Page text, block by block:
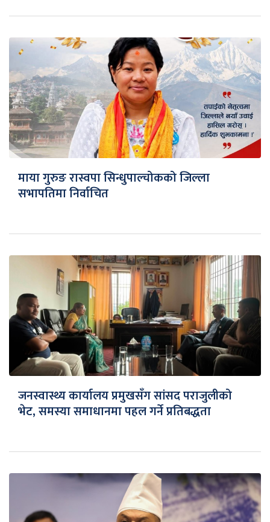
माया गुरुङ रास्वपा सिन्धुपाल्चोकको जिल्ला
सभापतिमा निर्वाचित
जनस्वास्थ्य कार्यालय प्रमुखसँग सांसद पराजुलीको
भेट, समस्या समाधानमा पहल गर्ने प्रतिबद्धता